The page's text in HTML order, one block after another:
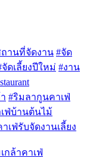
ถานที่จัดงาน #จัด
จัดเลี้ยงปีใหม่ #งาน
#ริมลากูนคาเฟ่
ฟ่บ้านต้นไม้
าเฟ่รับจัดงานเลี้ยง
กล้าคาเฟ่